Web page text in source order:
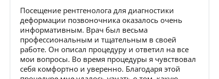
Посещение рентгенолога для диагностики
деформации позвоночника оказалось очень
информативным. Врач был весьма
профессиональным и тщательным в своей
работе. Он описал процедуру и ответил на все
мои вопросы. Во время процедуры я чувствовал
себя комфортно и уверенно. Благодаря этой